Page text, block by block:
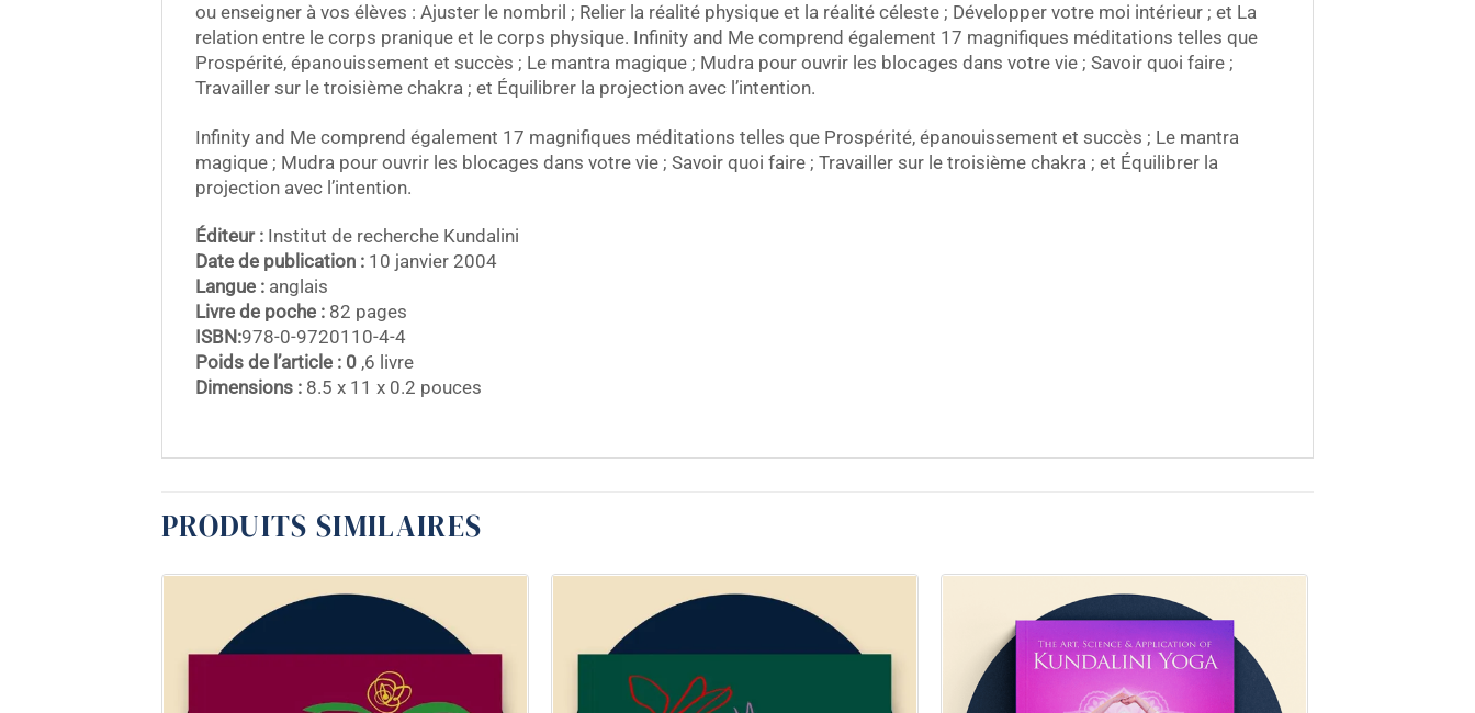
ou enseigner à vos élèves : Ajuster le nombril ; Relier la réalité physique et la réalité céleste ; Développer votre moi intérieur ; et La
relation entre le corps pranique et le corps physique. Infinity and Me comprend également 17 magnifiques méditations telles que
Prospérité, épanouissement et succès ; Le mantra magique ; Mudra pour ouvrir les blocages dans votre vie ; Savoir quoi faire ;
Travailler sur le troisième chakra ; et Équilibrer la projection avec l’intention.
Infinity and Me comprend également 17 magnifiques méditations telles que Prospérité, épanouissement et succès ; Le mantra
magique ; Mudra pour ouvrir les blocages dans votre vie ; Savoir quoi faire ; Travailler sur le troisième chakra ; et Équilibrer la
projection avec l’intention.
Éditeur : Institut de recherche Kundalini
Date de publication : 10 janvier 2004
Langue : anglais
Livre de poche : 82 pages
ISBN:978-0-9720110-4-4
Poids de l’article : 0 ,6 livre
Dimensions : 8.5 x 11 x 0.2 pouces
PRODUITS SIMILAIRES